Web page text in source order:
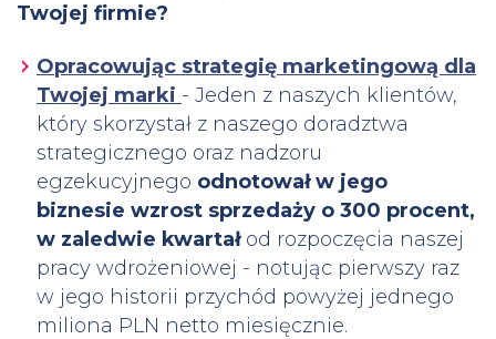
Twojej firmie?
Opracowując strategię marketingową dla
Twojej marki - Jeden z naszych klientów,
który skorzystał z naszego doradztwa
strategicznego oraz nadzoru
egzekucyjnego odnotował w jego
biznesie wzrost sprzedaży o 300 procent,
w zaledwie kwartałod rozpoczęcia naszej
pracy wdrożeniowej - notując pierwszy raz
w jego historii przychód powyżej jednego
miliona PLN netto miesięcznie.